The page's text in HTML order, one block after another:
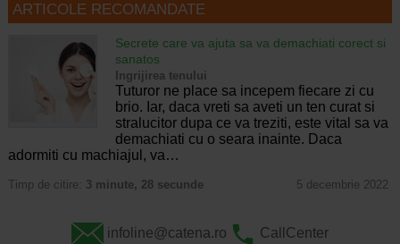
ARTICOLE RECOMANDATE
Secrete care va ajuta sa va demachiati corect si
sanatos
Ingrijirea tenului
Tuturor ne place sa incepem fiecare zi cu
brio. Iar, daca vreti sa aveti un ten curat si
stralucitor dupa ce va treziti, este vital sa va
demachiati cu o seara inainte. Daca
adormiti cu machiajul, va…
Timp de citire: 3 minute, 28 secunde 5 decembrie 2022
infoline@catena.ro CallCenter